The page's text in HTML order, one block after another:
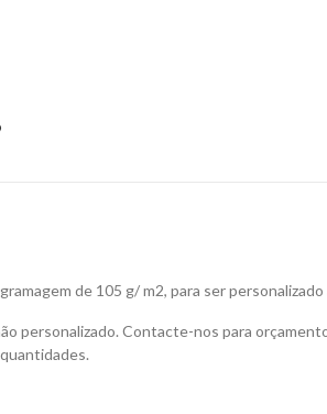
de 105 g/ m2, para ser
personalizado. Contacte-nos para